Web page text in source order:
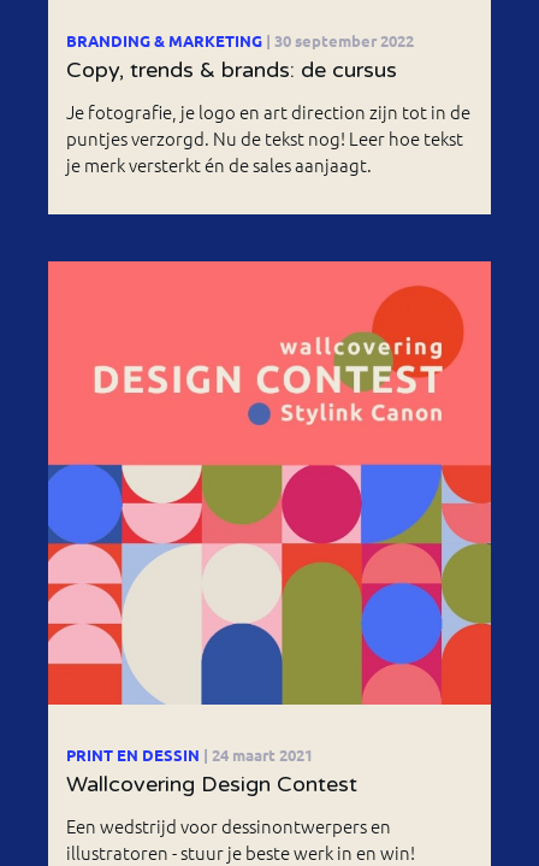
BRANDING & MARKETING | 30 september 2022
Copy, trends & brands: de cursus
Je fotografie, je logo en art direction zijn tot in de
puntjes verzorgd. Nu de tekst nog! Leer hoe tekst
je merk versterkt én de sales aanjaagt.
PRINT EN DESSIN | 24 maart 2021
Wallcovering Design Contest
Een wedstrijd voor dessinontwerpers en
illustratoren - stuur je beste werk in en win!